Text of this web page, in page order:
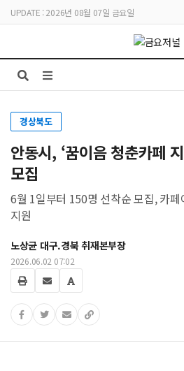
UPDATE : 2026년 08월 07일 금요일
경상북도
안동시, ‘꿈이음 청춘카페
모집
6월 1일부터 150명 선착순 모집, 카
지원
노상균 대구.경북 취재본부장
2026.06.02 07:02